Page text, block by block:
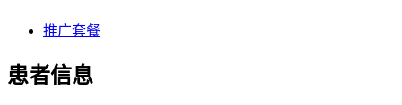
推广套餐
患者信息